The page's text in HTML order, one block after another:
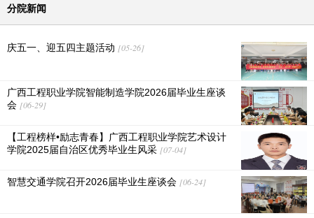
分院新闻
庆五一、迎五四主题活动 [05-26]
广西工程职业学院智能制造学院2026届毕业生座谈
会 [06-29]
【工程榜样•励志青春】广西工程职业学院艺术设计
学院2025届自治区优秀毕业生风采 [07-04]
智慧交通学院召开2026届毕业生座谈会 [06-24]